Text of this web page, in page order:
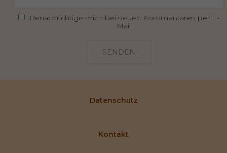
Benachrichtige mich bei neuen Kommentaren per E-
Mail
SENDEN
Datenschutz
Kontakt